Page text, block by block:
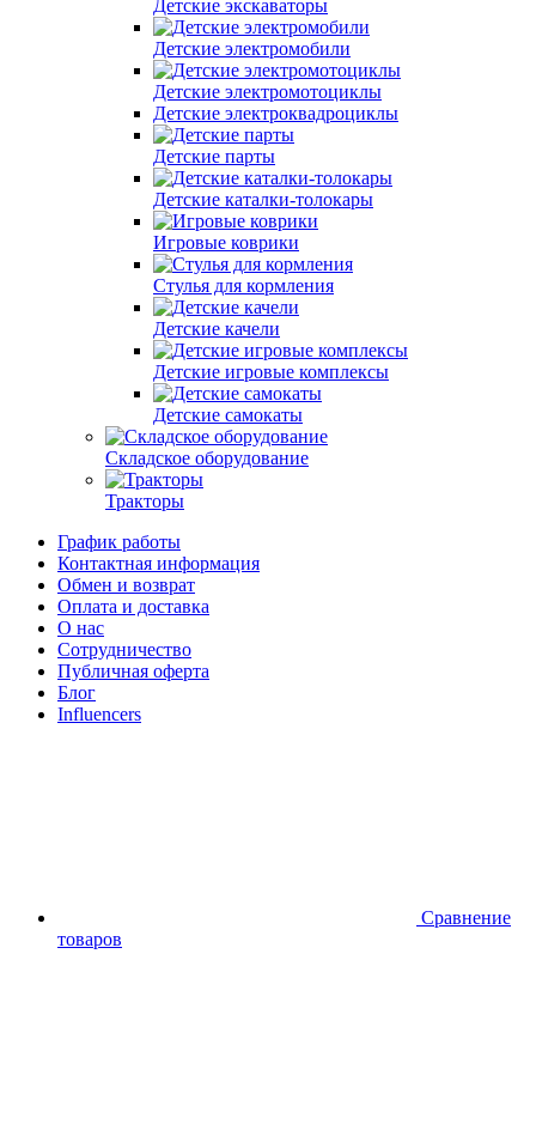
Детские экскаваторы
Детские электромобили
Детские электромотоциклы
Детские электроквадроциклы
Детские парты
Детские каталки-толокары
Игровые коврики
Стулья для кормления
Детские качели
Детские игровые комплексы
Детские самокаты
Складское оборудование
Тракторы
График работы
Контактная информация
Обмен и возврат
Оплата и доставка
О нас
Сотрудничество
Публичная оферта
Блог
Influencers
Сравнение
товаров